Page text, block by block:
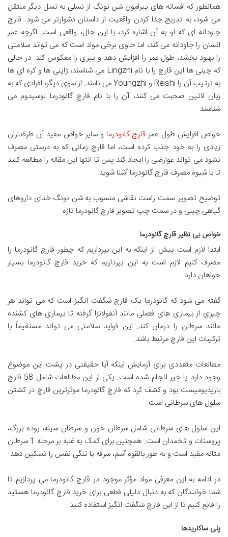
همانطور که افسانه های پیرامون شن نونگ از نسلی به نسل دیگر منتقل
می شود، به تدریج جدا کردن واقعیت از داستان دشوارتر می شود. قارچ
جاودانه ای که او به آن اشاره کرد، با این حال، واقعی است. اگرچه عمر
انسان را جاودانه می کند، اما حاوی برخی مواد است که می تواند سلامتی
را بهبود بخشد، طول عمر را افزایش دهد و پیری را معکوس کند. در حالی
که چینی ها این قارچ را با نام Lingzhi می شناسند، ژاپنی ها و کره ای ها
به ترتیب آن را Reishi و Youngzhi می نامند. از سوی دیگر، افرادی که به
زبان لاتین صحبت می کنند، آن را با نام قارچ گانودرما لوسیدوم می
شناسند.
خواص افزایش طول عمر قارچ گانودرماو سایر خواص مفید آن طرفداران
زیادی را به خود جذب کرده است، اما قارچ زمانی که به درستی مصرف
نشود می تواند عوارضی را ایجاد کند پس تا انتها این مقاله را مطالعه کنید
تا با شیوه مصرف قارچ گانودرما آشنا شوید.
توضیح تصویر: سمت راست نقاشی منسوب به شن نونگ خدای داروهای
گیاهی چینی و در سمت چپ تصویر قارچ گانودرما تازه
خواص بی نظیر قارچ گانودرما
ابتدا لازم است پیش از اینکه به این بپردازیم که چطور قارچ گانودرما را
مصرف کنیم لازم است به این بپردازیم که خرید قارچ گانودرما بسیار
خواهان دارد
گفته می شود که گانودرما یک قارچ شگفت انگیز است که می تواند هر
چیزی از بیماری های فصلی مانند آنفولانزا گرفته تا بیماری های کشنده
مانند سرطان را درمان کند. این فواید سلامتی می تواند مستقیماً با
ترکیبات این قارچ مرتبط باشد.
مطالعات متعددی برای آزمایش اینکه آیا حقیقتی در پشت این موضوع
وجود دارد یا خیر انجام شده است. یکی از این مطالعات شامل 58 قارچ
بازیدیومیست بود و کشف کرد که قارچ گانودرما موثرترین قارچ در کشتن
سلول های سرطانی است.
این سلول های سرطانی شامل سرطان خون و سرطان سینه، روده بزرگ،
پروستات و تخمدان است. همچنین برای کمک به غلبه بر مرحله 1 سرطان
مثانه مفید است و به طور بالقوه آسم، سرفه یا تنگی نفس را تسکین دهد.
در ادامه به این معرفی مواد مؤثر موجود در قارچ گانودرما می پردازیم تا
شما خوانندگان که به دنبال دلیلی قطعی برای خرید قارچ گانودرما هستید
را قانع کنیم تا از این قارچ شگفت انگیز استفاده کنید.
پلی ساکاریدها